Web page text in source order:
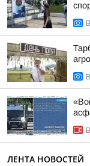
ЛЕНТА НОВОСТЕЙ